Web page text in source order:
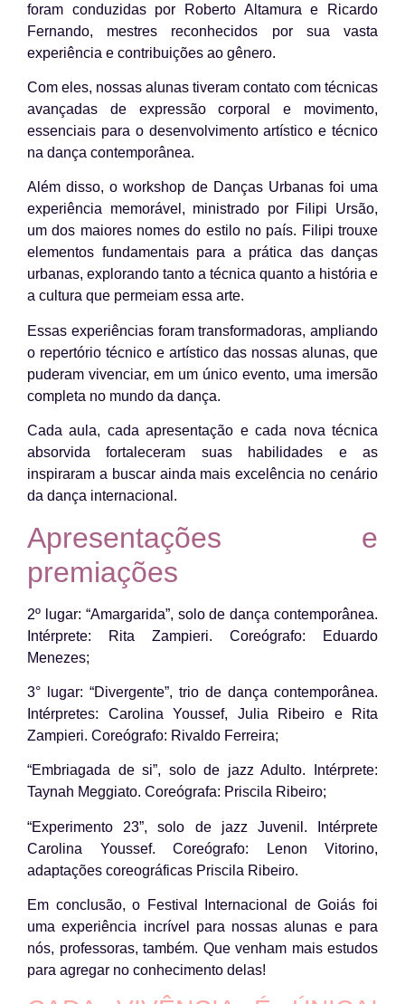
foram conduzidas por Roberto Altamura e Ricardo
Fernando, mestres reconhecidos por sua vasta
experiência e contribuições ao gênero.
Com eles, nossas alunas tiveram contato com técnicas
avançadas de expressão corporal e movimento,
essenciais para o desenvolvimento artístico e técnico
na dança contemporânea.
Além disso, o workshop de Danças Urbanas foi uma
experiência memorável, ministrado por Filipi Ursão,
um dos maiores nomes do estilo no país. Filipi trouxe
elementos fundamentais para a prática das danças
urbanas, explorando tanto a técnica quanto a história e
a cultura que permeiam essa arte.
Essas experiências foram transformadoras, ampliando
o repertório técnico e artístico das nossas alunas, que
puderam vivenciar, em um único evento, uma imersão
completa no mundo da dança.
Cada aula, cada apresentação e cada nova técnica
absorvida fortaleceram suas habilidades e as
inspiraram a buscar ainda mais excelência no cenário
da dança internacional.
Apresentações e
premiações
2º lugar: “Amargarida”, solo de dança contemporânea.
Intérprete: Rita Zampieri. Coreógrafo: Eduardo
Menezes;
3° lugar: “Divergente”, trio de dança contemporânea.
Intérpretes: Carolina Youssef, Julia Ribeiro e Rita
Zampieri. Coreógrafo: Rivaldo Ferreira;
“Embriagada de si”, solo de jazz Adulto. Intérprete:
Taynah Meggiato. Coreógrafa: Priscila Ribeiro;
“Experimento 23”, solo de jazz Juvenil. Intérprete
Carolina Youssef. Coreógrafo: Lenon Vitorino,
adaptações coreográficas Priscila Ribeiro.
Em conclusão, o Festival Internacional de Goiás foi
uma experiência incrível para nossas alunas e para
nós, professoras, também. Que venham mais estudos
para agregar no conhecimento delas!